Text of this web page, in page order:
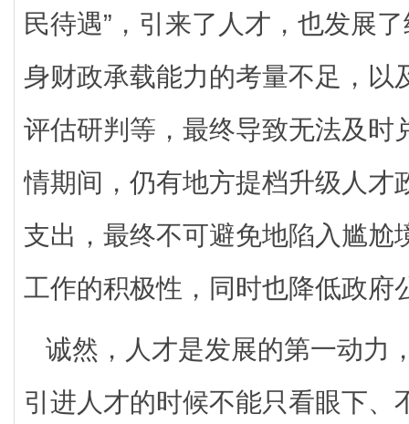
民待遇”，引来了人才，也发展
身财政承载能力的考量不足，以
评估研判等，最终导致无法及时
情期间，仍有地方提档升级人才
支出，最终不可避免地陷入尴尬
工作的积极性，同时也降低政府
诚然，人才是发展的第一动力
引进人才的时候不能只看眼下、